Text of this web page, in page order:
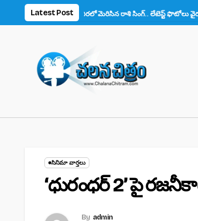
Latest Post
ఆరెంజ్ చీరలో మెరిసిన రాశి సింగ్.. లేటెస్ట్ ఫొటోలు వైరల్
సినిమా వార్తలు
‘ధురంధర్ 2’ పై
By admin